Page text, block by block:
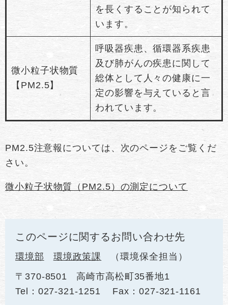
を長くすることが知られて
います。
微小粒子状物質
【PM2.5】
呼吸器疾患、循環器系疾患
及び肺がんの疾患に関して
総体として人々の健康に一
定の影響を与えていると言
われています。
PM2.5注意報については、次のページをご覧くだ
さい。
微小粒子状物質（PM2.5）の測定について
このページに関するお問い合わせ先
環境部 環境政策課
環境保全担当
〒370-8501
高崎市高松町35番地1
Tel：027-321-1251
Fax：027-321-1161